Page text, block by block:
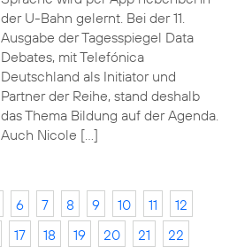
der U-Bahn gelernt. Bei der 11.
Ausgabe der Tagesspiegel Data
Debates, mit Telefónica
Deutschland als Initiator und
Partner der Reihe, stand deshalb
das Thema Bildung auf der Agenda.
Auch Nicole […]
6 7 8 9 10 11
12
17 18 19 20 21
22